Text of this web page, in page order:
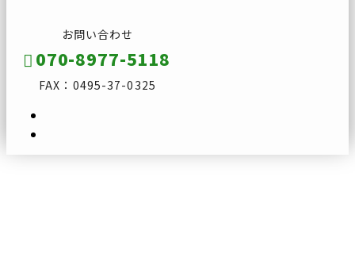
お問い合わせ
070-8977-5118
FAX：0495-37-0325